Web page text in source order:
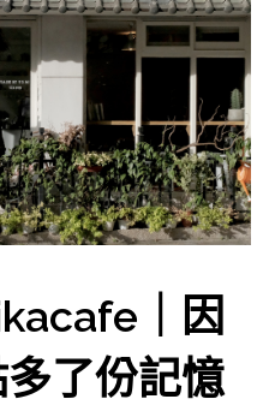
｜因
了份記憶